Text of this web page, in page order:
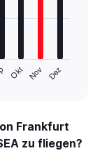
Okt Nov Dez
Frankfurt
zu fliegen?